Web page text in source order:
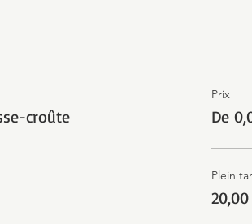
croûte
Prix
De
Plein